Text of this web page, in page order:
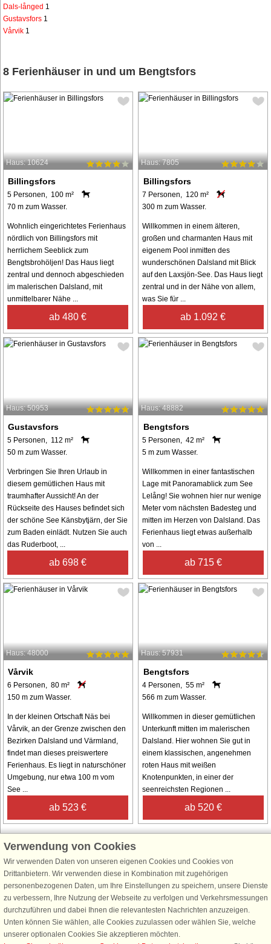
Dals-långed 1
Gustavsfors 1
Vårvik 1
8 Ferienhäuser in und um Bengtsfors
Haus: 10624
Billingsfors
5 Personen, 100 m²
70 m zum Wasser.
Wohnlich eingerichtetes Ferienhaus
nördlich von Billingsfors mit
herrlichem Seeblick zum
Bengtsbrohöljen! Das Haus liegt
zentral und dennoch abgeschieden
im malerischen Dalsland, mit
unmittelbarer Nähe ...
ab 480 €
Haus: 7805
Billingsfors
7 Personen, 120 m²
300 m zum Wasser.
Willkommen in einem älteren,
großen und charmanten Haus mit
eigenem Pool inmitten des
wunderschönen Dalsland mit Blick
auf den Laxsjön-See. Das Haus liegt
zentral und in der Nähe von allem,
was Sie für ...
ab 1.092 €
Haus: 50953
Gustavsfors
5 Personen, 112 m²
50 m zum Wasser.
Verbringen Sie Ihren Urlaub in
diesem gemütlichen Haus mit
traumhafter Aussicht! An der
Rückseite des Hauses befindet sich
der schöne See Känsbytjärn, der Sie
zum Baden einlädt. Nutzen Sie auch
das Ruderboot, ...
ab 698 €
Haus: 48882
Bengtsfors
5 Personen, 42 m²
5 m zum Wasser.
Willkommen in einer fantastischen
Lage mit Panoramablick zum See
Lelång! Sie wohnen hier nur wenige
Meter vom nächsten Badesteg und
mitten im Herzen von Dalsland. Das
Ferienhaus liegt etwas außerhalb
von ...
ab 715 €
Haus: 48000
Vårvik
6 Personen, 80 m²
150 m zum Wasser.
In der kleinen Ortschaft Näs bei
Vårvik, an der Grenze zwischen den
Bezirken Dalsland und Värmland,
findet man dieses preiswertere
Ferienhaus. Es liegt in naturschöner
Umgebung, nur etwa 100 m vom
See ...
ab 523 €
Haus: 57931
Bengtsfors
4 Personen, 55 m²
566 m zum Wasser.
Willkommen in dieser gemütlichen
Unterkunft mitten im malerischen
Dalsland. Hier wohnen Sie gut in
einem klassischen, angenehmen
roten Haus mit weißen
Knotenpunkten, in einer der
seenreichsten Regionen ...
ab 520 €
Schließen Sie sich 100.000 Ferienhaus-Fans an
Erhalten Sie einen Willkommensgutschein von 25 €für Ihren nächsten
Ferienhausurlaub - melden Sie sich einfach für den DanCenter Newsletter
an. Verpassen Sie nie wieder exklusive Angebote, Gewinnspiele und
Urlaubstipps!
Verwendung von Cookies
Wir verwenden Daten von unseren eigenen Cookies und Cookies von
Drittanbietern. Wir verwenden diese in Kombination mit zugehörigen
personenbezogenen Daten, um Ihre Einstellungen zu speichern, unsere Dienste
zu verbessern, Ihre Nutzung der Webseite zu verfolgen und Verkehrsmessungen
durchzuführen und dabei Ihnen die relevantesten Nachrichten anzuzeigen.
Unten können Sie wählen, alle Cookies zuzulassen oder wählen Sie, welche
unserer optionalen Cookies Sie akzeptieren möchten.